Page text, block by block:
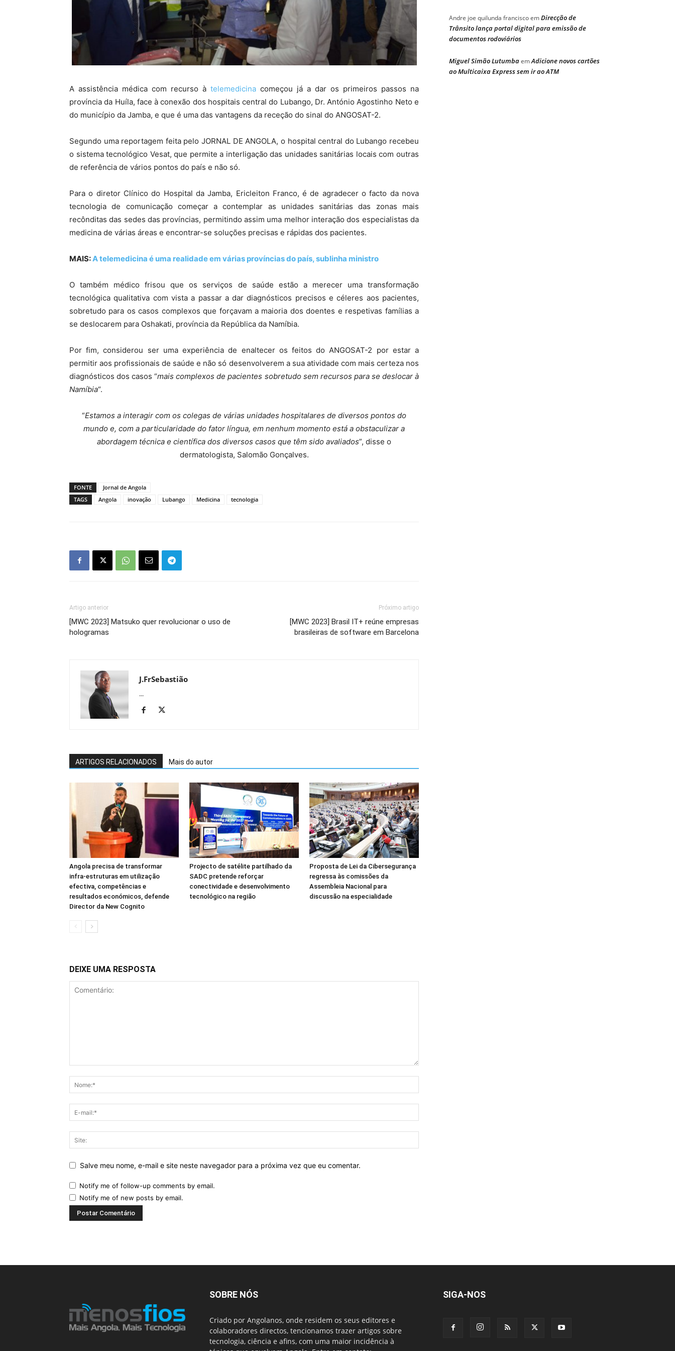
A assistência médica com recurso à telemedicina começou já a dar os primeiros passos na
província da Huíla, face à conexão dos hospitais central do Lubango, Dr. António Agostinho Neto e
do município da Jamba, e que é uma das vantagens da receção do sinal do ANGOSAT-2.
Segundo uma reportagem feita pelo JORNAL DE ANGOLA, o hospital central do Lubango recebeu
o sistema tecnológico Vesat, que permite a interligação das unidades sanitárias locais com outras
de referência de vários pontos do país e não só.
Para o diretor Clínico do Hospital da Jamba, Ericleiton Franco, é de agradecer o facto da nova
tecnologia de comunicação começar a contemplar as unidades sanitárias das zonas mais
recônditas das sedes das províncias, permitindo assim uma melhor interação dos especialistas da
medicina de várias áreas e encontrar-se soluções precisas e rápidas dos pacientes.
MAIS:A telemedicina é uma realidade em várias províncias do país, sublinha ministro
O também médico frisou que os serviços de saúde estão a merecer uma transformação
tecnológica qualitativa com vista a passar a dar diagnósticos precisos e céleres aos pacientes,
sobretudo para os casos complexos que forçavam a maioria dos doentes e respetivas famílias a
se deslocarem para Oshakati, província da República da Namíbia.
Por fim, considerou ser uma experiência de enaltecer os feitos do ANGOSAT-2 por estar a
permitir aos profissionais de saúde e não só desenvolverem a sua atividade com mais certeza nos
diagnósticos dos casos “mais complexos de pacientes sobretudo sem recursos para se deslocar à
Namíbia“.
“Estamos a interagir com os colegas de várias unidades hospitalares de diversos pontos do
mundo e, com a particularidade do fator língua, em nenhum momento está a obstaculizar a
abordagem técnica e científica dos diversos casos que têm sido avaliados”, disse o
dermatologista, Salomão Gonçalves.
FONTE
Jornal de Angola
TAGS
Angola inovação Lubango Medicina tecnologia
Artigo anterior
[MWC 2023] Matsuko quer revolucionar o uso de
hologramas
Próximo artigo
[MWC 2023] Brasil IT+ reúne empresas
brasileiras de software em Barcelona
J.FrSebastião
...
ARTIGOS RELACIONADOS Mais do autor
Angola precisa de transformar
infra-estruturas em utilização
efectiva, competências e
resultados económicos, defende
Director da New Cognito
Projecto de satélite partilhado da
SADC pretende reforçar
conectividade e desenvolvimento
tecnológico na região
Proposta de Lei da Cibersegurança
regressa às comissões da
Assembleia Nacional para
discussão na especialidade
DEIXE UMA RESPOSTA
Salve meu nome, e-mail e site neste navegador para a próxima vez que eu comentar.
Notify me of follow-up comments by email.
Notify me of new posts by email.
Andre joe quilunda franciscoemDirecção de
Trânsito lança portal digital para emissão de
documentos rodoviários
Miguel Simão LutumbaemAdicione novos cartões
ao Multicaixa Express sem ir ao ATM
SOBRE NÓS
Criado por Angolanos, onde residem os seus editores e
colaboradores directos, tencionamos trazer artigos sobre
tecnologia, ciência e afins, com uma maior incidência à
SIGA-NOS